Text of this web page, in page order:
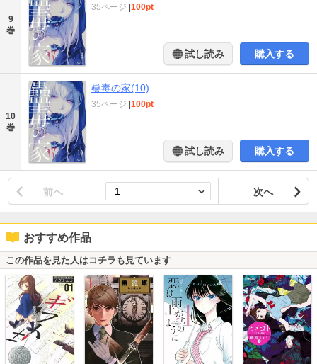
9
巻
35ページ 100pt
試し読み 購入する
10
巻
蠱毒の家(10)
35ページ 100pt
試し読み 購入する
前へ 次へ
おすすめ作品
この作品を見た人はコチラも見ています